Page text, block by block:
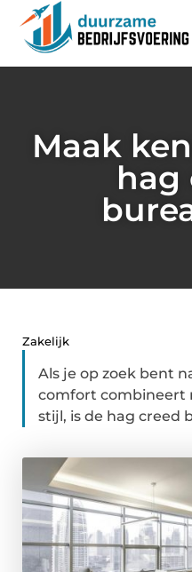
Maak
hag
Zakelijk
Als je op zoek bent
comfort combineert
stijl, is de hag creed